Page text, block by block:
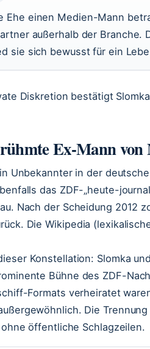
Ehe einen Medien-Mann
außerhalb der Branche.
sie sich bewusst für ein
Diskretion bestätigt
Ex-Mann von
Unbekannter in der
das ZDF-„heute-
Nach der Scheidung 2012
DieWikipedia
Konstellation: Slomka
Bühne des ZDF-
Formats verheiratet
Die
öffentliche Schlagzeilen.